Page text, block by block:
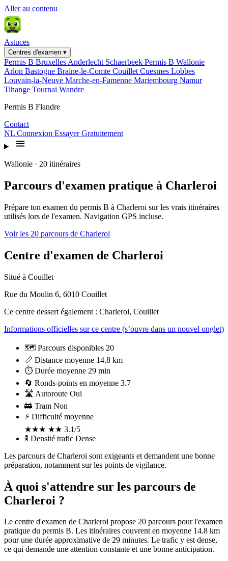
Aller au contenu
Astuces
Centres d'examen ▾
Permis B Bruxelles Anderlecht Schaerbeek Permis B Wallonie
Arlon Bastogne Braine-le-Comte Couillet Cuesmes Lobbes
Louvain-la-Neuve Marche-en-Famenne Mariembourg Namur
Tihange Tournai Wandre
Permis B Flandre
Contact
NL Connexion Essayer Gratuitement
Wallonie · 20 itinéraires
Parcours d'examen pratique à Charleroi
Prépare ton examen du permis B à Charleroi sur les vrais itinéraires
utilisés lors de l'examen. Navigation GPS incluse.
Voir les 20 parcours de Charleroi
Centre d'examen de Charleroi
Situé à Couillet
Rue du Moulin 6, 6010 Couillet
Ce centre dessert également : Charleroi, Couillet
Informations officielles sur ce centre (s’ouvre dans un nouvel onglet)
🗺️ Parcours disponibles 20
📏 Distance moyenne 14.8 km
⏱️ Durée moyenne 29 min
🔄 Ronds-points en moyenne 3.7
🛣️ Autoroute Oui
🚋 Tram Non
⚡ Difficulté moyenne
★★★ ★★ 3.1/5
🚦 Densité trafic Dense
Les parcours de Charleroi sont exigeants et demandent une bonne
préparation, notamment sur les points de vigilance.
À quoi s'attendre sur les parcours de
Charleroi ?
Le centre d'examen de Charleroi propose 20 parcours pour l'examen
pratique du permis B. Les itinéraires couvrent en moyenne 14.8 km
pour une durée approximative de 29 minutes. Le trafic y est dense,
ce qui demande une attention constante et une bonne anticipation.